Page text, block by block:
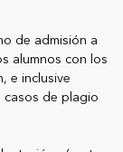
de admisión a
alumnos con los
e inclusive
casos de plagio